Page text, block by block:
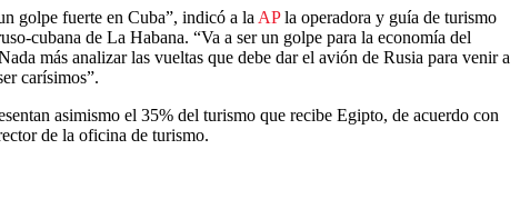
golpe fuerte en Cuba”, indicó a la APla operadora y guía de turismo
cubana de La Habana. “Va a ser un golpe para la economía del
más analizar las vueltas que debe dar el avión de Rusia para venir a
carísimos”.
asimismo el 35% del turismo que recibe Egipto, de acuerdo con
de la oficina de turismo.